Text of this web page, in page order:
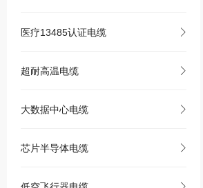
医疗13485认证电缆
超耐高温电缆
大数据中心电缆
芯片半导体电缆